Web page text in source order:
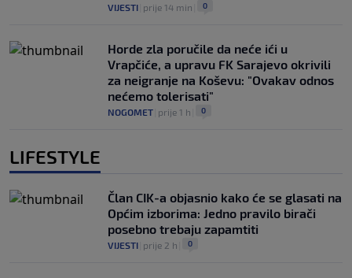
VIJESTI prije 14 min 0
Horde zla poručile da neće ići u
Vrapčiće, a upravu FK Sarajevo okrivili
za neigranje na Koševu: "Ovakav odnos
nećemo tolerisati"
NOGOMET prije 1 h 0
LIFESTYLE
Član CIK-a objasnio kako će se glasati na
Općim izborima: Jedno pravilo birači
posebno trebaju zapamtiti
VIJESTI prije 2 h 0